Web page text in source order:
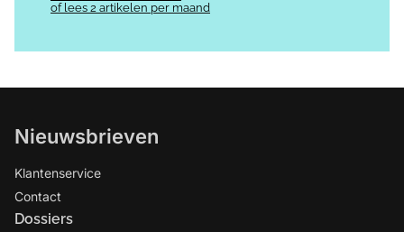
of lees 2 artikelen per maand
Nieuwsbrieven
Klantenservice
Contact
Dossiers